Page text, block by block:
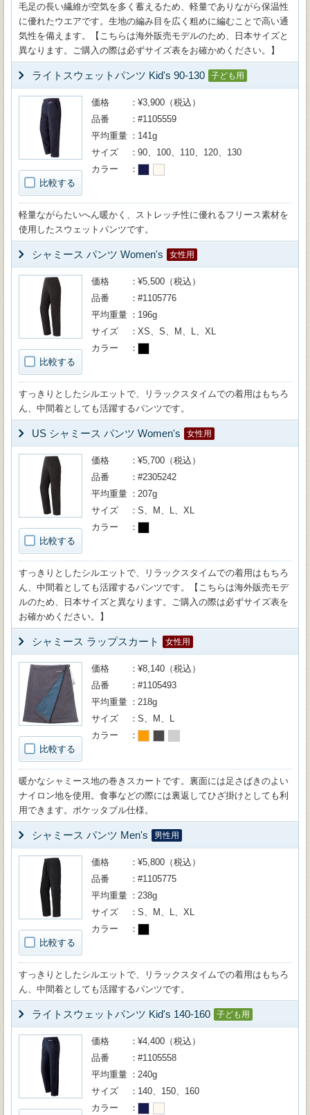
毛足の長い繊維が空気を多く蓄えるため、軽量でありながら保温性
に優れたウエアです。生地の編み目を広く粗めに編むことで高い通
気性を備えます。【こちらは海外販売モデルのため、日本サイズと
異なります。ご購入の際は必ずサイズ表をお確かめください。】
ライトスウェットパンツ Kid's 90-130 子ども用
比較する
価格
¥3,900（税込）
品番
#1105559
平均重量
141g
サイズ
90、100、110、120、130
カラー
軽量ながらたいへん暖かく、ストレッチ性に優れるフリース素材を
使用したスウェットパンツです。
シャミース パンツ Women's 女性用
比較する
価格
¥5,500（税込）
品番
#1105776
平均重量
196g
サイズ
XS、S、M、L、XL
カラー
すっきりとしたシルエットで、リラックスタイムでの着用はもちろ
ん、中間着としても活躍するパンツです。
US シャミース パンツ Women's 女性用
比較する
価格
¥5,700（税込）
品番
#2305242
平均重量
207g
サイズ
S、M、L、XL
カラー
すっきりとしたシルエットで、リラックスタイムでの着用はもちろ
ん、中間着としても活躍するパンツです。【こちらは海外販売モデ
ルのため、日本サイズと異なります。ご購入の際は必ずサイズ表を
お確かめください。】
シャミース ラップスカート 女性用
比較する
価格
¥8,140（税込）
品番
#1105493
平均重量
218g
サイズ
S、M、L
カラー
暖かなシャミース地の巻きスカートです。裏面には足さばきのよい
ナイロン地を使用。食事などの際には裏返してひざ掛けとしても利
用できます。ポケッタブル仕様。
シャミース パンツ Men's 男性用
比較する
価格
¥5,800（税込）
品番
#1105775
平均重量
238g
サイズ
S、M、L、XL
カラー
すっきりとしたシルエットで、リラックスタイムでの着用はもちろ
ん、中間着としても活躍するパンツです。
ライトスウェットパンツ Kid's 140-160 子ども用
価格
¥4,400（税込）
品番
#1105558
平均重量
240g
サイズ
140、150、160
カラー